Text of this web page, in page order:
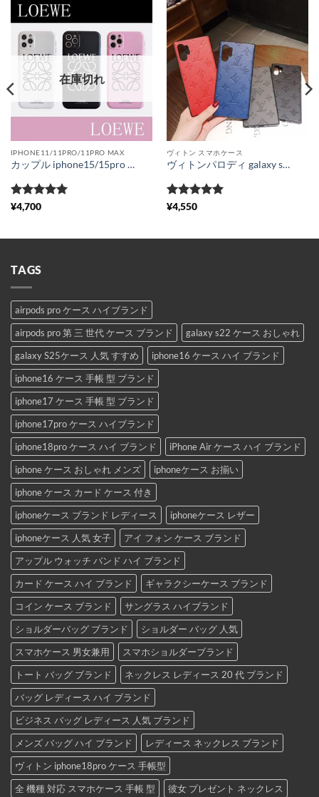
在庫切れ
IPHONE11/11PRO/11PRO MAX
カップル iphone15/15pro max/14pro ケース ロエベ スーパー コピー アイフォン13/12プロマックス カバー ピンク パロディ風 iphoneケース11pro loewe 新作 iphone11/xr/se 保護ケース 人気 韓国 iphone ケース らくらく 激安
5段階中
¥4,700
ヴィトン スマホケース
ヴィトンパロディ galaxy s24/s24 Ultraケース 型押し ルイヴィトン 携帯ケース アンドロイド galaxys23+ 可愛い LV ギャラクシーs22/s21 Ultra カバー モノグラム ケース 大人 おしゃれ
5段階中
¥4,550
TAGS
airpods pro ケース ハイブランド
airpods pro 第 三 世代 ケース ブランド
galaxy s22 ケース おしゃれ
galaxy S25ケース 人気 すすめ
iphone16 ケース ハイ ブランド
iphone16 ケース 手帳 型 ブランド
iphone17 ケース 手帳 型 ブランド
iphone17pro ケース ハイブランド
iphone18pro ケース ハイ ブランド
iPhone Air ケース ハイ ブランド
iphone ケース おしゃれ メンズ
iphoneケース お揃い
iphone ケース カード ケース 付き
iphoneケース ブランド レディース
iphoneケース レザー
iphoneケース 人気 女子
アイ フォン ケース ブランド
アップル ウォッチ バンド ハイ ブランド
カード ケース ハイ ブランド
ギャラクシーケース ブランド
コイン ケース ブランド
サングラス ハイブランド
ショルダーバッグ ブランド
ショルダー バッグ 人気
スマホケース 男女兼用
スマホショルダーブランド
トート バッグ ブランド
ネックレス レディース 20 代 ブランド
バッグ レディース ハイ ブランド
ビジネス バッグ レディース 人気 ブランド
メンズ バッグ ハイ ブランド
レディース ネックレス ブランド
ヴィトン iphone18pro ケース 手帳型
全 機種 対応 スマホケース 手帳 型
彼女 プレゼント ネックレス